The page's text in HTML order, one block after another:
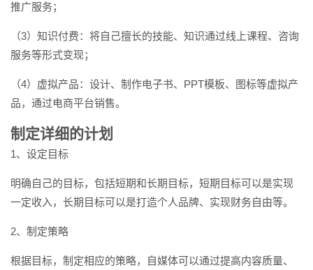
推广服务；
（3）知识付费：将自己擅长的技能、知识通过线上课程、咨询
服务等形式变现；
（4）虚拟产品：设计、制作电子书、PPT模板、图标等虚拟产
品，通过电商平台销售。
制定详细的计划
1、设定目标
明确自己的目标，包括短期和长期目标，短期目标可以是实现
一定收入，长期目标可以是打造个人品牌、实现财务自由等。
2、制定策略
根据目标，制定相应的策略，自媒体可以通过提高内容质量、